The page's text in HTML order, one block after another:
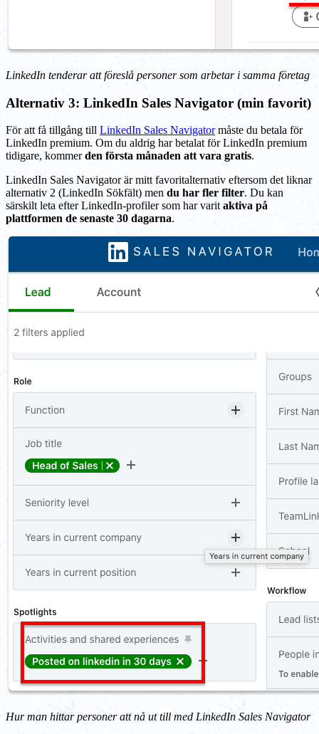
LinkedIn tenderar att föreslå personer som arbetar i samma företag
Alternativ 3: LinkedIn Sales Navigator (min favorit)
För att få tillgång till LinkedIn Sales Navigatormåste du betala för
LinkedIn premium. Om du aldrig har betalat för LinkedIn premium
tidigare, kommerden första månaden att vara gratis.
LinkedIn Sales Navigator är mitt favoritalternativ eftersom det liknar
alternativ 2 (LinkedIn Sökfält) men du har fler filter. Du kan
särskilt leta efter LinkedIn-profiler som har varit aktiva på
plattformen de senaste 30 dagarna.
Hur man hittar personer att nå ut till med LinkedIn Sales Navigator